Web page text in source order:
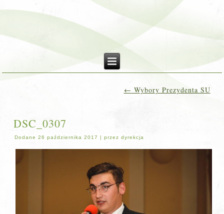
← Wybory Prezydenta SU
DSC_0307
Dodane 26 października 2017 |przez dyrekcja